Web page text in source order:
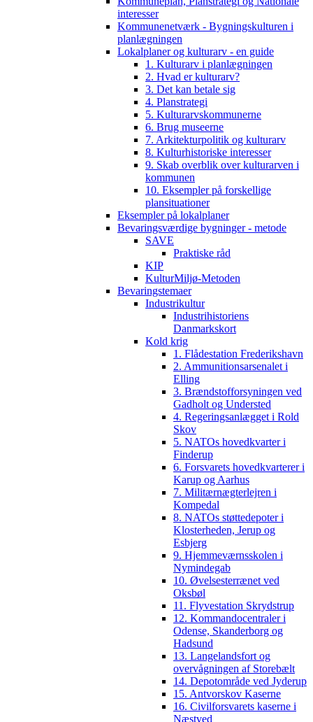
interesser
Kommunenetværk - Bygningskulturen i
planlægningen
Lokalplaner og kulturarv - en guide
1. Kulturarv i planlægningen
2. Hvad er kulturarv?
3. Det kan betale sig
4. Planstrategi
5. Kulturarvskommunerne
6. Brug museerne
7. Arkitekturpolitik og kulturarv
8. Kulturhistoriske interesser
9. Skab overblik over kulturarven i
kommunen
10. Eksempler på forskellige
plansituationer
Eksempler på lokalplaner
Bevaringsværdige bygninger - metode
SAVE
Praktiske råd
KIP
KulturMiljø-Metoden
Bevaringstemaer
Industrikultur
Industrihistoriens
Danmarkskort
Kold krig
1. Flådestation Frederikshavn
2. Ammunitionsarsenalet i
Elling
3. Brændstofforsyningen ved
Gadholt og Understed
4. Regeringsanlægget i Rold
Skov
5. NATOs hovedkvarter i
Finderup
6. Forsvarets hovedkvarterer i
Karup og Aarhus
7. Militærnægterlejren i
Kompedal
8. NATOs støttedepoter i
Klosterheden, Jerup og
Esbjerg
9. Hjemmeværnsskolen i
Nymindegab
10. Øvelsesterrænet ved
Oksbøl
11. Flyvestation Skrydstrup
12. Kommandocentraler i
Odense, Skanderborg og
Hadsund
13. Langelandsfort og
overvågningen af Storebælt
14. Depotområde ved Jyderup
15. Antvorskov Kaserne
16. Civilforsvarets kaserne i
Næstved